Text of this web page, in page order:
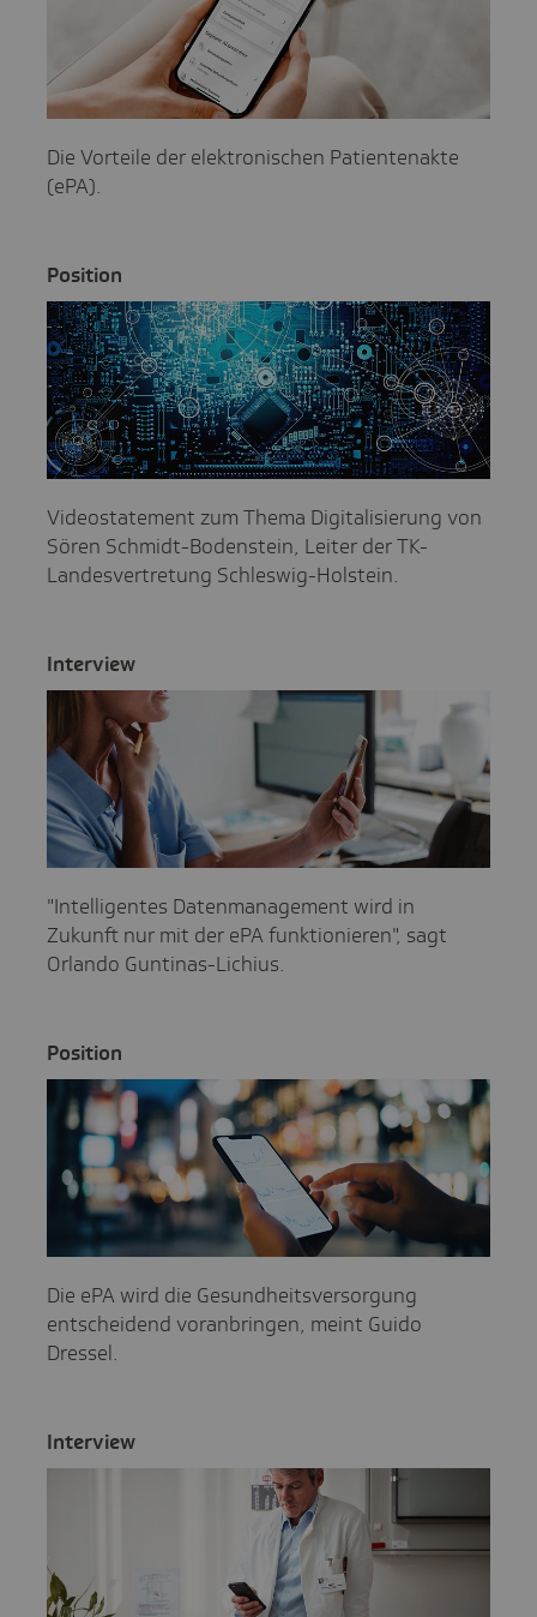
Die Vorteile der elektronischen Patientenakte
(ePA).
Posi­tion
Videostatement zum Thema Digitalisierung von
Sören Schmidt-Bodenstein, Leiter der TK-
Landesvertretung Schleswig-Holstein.
Inter­view
"Intelligentes Datenmanagement wird in
Zukunft nur mit der ePA funktionieren", sagt
Orlando Guntinas-Lichius.
Posi­tion
Die ePA wird die Gesundheitsversorgung
entscheidend voranbringen, meint Guido
Dressel.
Inter­view